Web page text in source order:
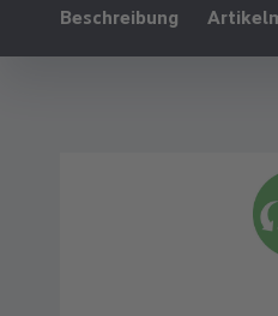
Ankerlink:
Beschreibung